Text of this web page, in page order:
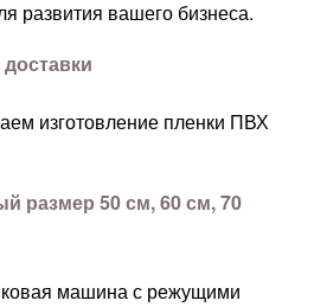
развития вашего бизнеса.
изготовление пленки ПВХ
размер 50 см, 60 см, 70
машина с режущими